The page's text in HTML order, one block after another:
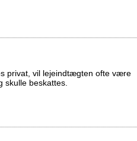
privat, vil lejeindtægten ofte være
skulle beskattes.